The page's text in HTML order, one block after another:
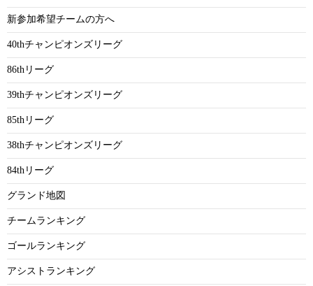
新参加希望チームの方へ
40thチャンピオンズリーグ
86thリーグ
39thチャンピオンズリーグ
85thリーグ
38thチャンピオンズリーグ
84thリーグ
グランド地図
チームランキング
ゴールランキング
アシストランキング